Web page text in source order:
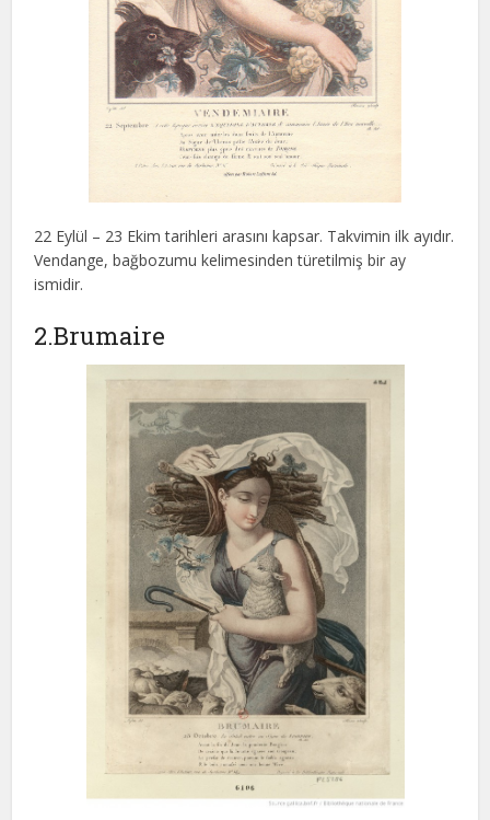
22 Eylül – 23 Ekim tarihleri arasını kapsar. Takvimin ilk ayıdır.
Vendange, bağbozumu kelimesinden türetilmiş bir ay
ismidir.
2.Brumaire